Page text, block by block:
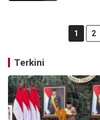
1 2
Terkini